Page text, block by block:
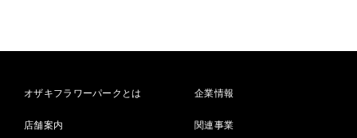
オザキフラワーパークとは
店舗案内
企業情報
関連事業